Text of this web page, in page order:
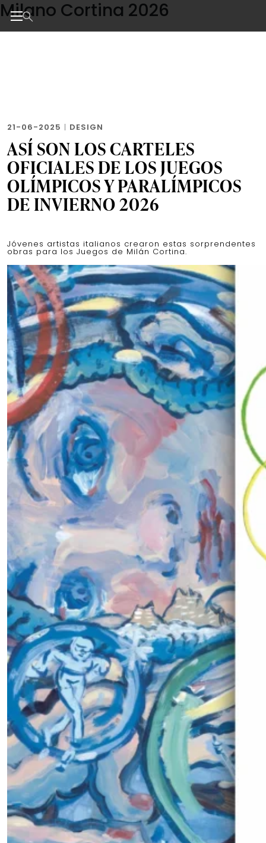
Skip
to
the
Milano Cortina 2026
21-06-2025 | DESIGN
ASÍ SON LOS CARTELES
OFICIALES DE LOS JUEGOS
OLÍMPICOS Y PARALÍMPICOS
DE INVIERNO 2026
Jóvenes artistas italianos crearon estas sorprendentes
obras para los Juegos de Milán Cortina.